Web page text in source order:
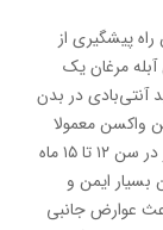
پیشگیری از
مرغان یک
در بدن
واکسن معمولا
در دو دوره به کودکان تزریق می‌شود: یک بار در سن ۱۲ تا ۱۵ ماه
این واکسن بسیار ایمن و
عوارض جانبی